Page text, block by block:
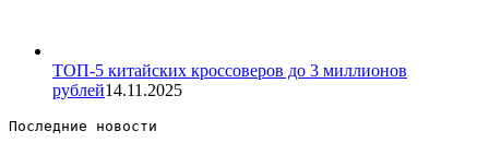
ТОП-5 китайских кроссоверов до 3 миллионов
рублей14.11.2025
Последние новости